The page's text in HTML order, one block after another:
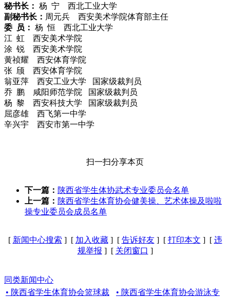
秘书长： 杨 宁 西北工业大学
副秘书长 ： 周元兵 西安美术学院体育部主任
委 员： 杨 恒 西北工业大学
江 虹 西安美术学院
涂 锐 西安美术学院
黄祯耀 西安体育学院
张 颀 西安体育学院
翁亚萍 西安工业大学 国家级裁判员
乔 鹏 咸阳师范学院 国家级裁判员
杨 黎 西安科技大学 国家级裁判员
屈彦雄 西飞第一中学
辛兴宇 西安市第一中学
扫一扫分享本页
下一篇： 陕西省学生体协武术专业委员会名单
上一篇： 陕西省学生体育协会健美操、艺术体操及啦啦
操专业委员会成员名单
[ 新闻中心搜索 ] [ 加入收藏] [ 告诉好友] [ 打印本文 ] [ 违
规举报 ] [ 关闭窗口 ]
同类新闻中心
• 陕西省学生体育协会篮球裁
• 陕西省学生体育协会游泳专